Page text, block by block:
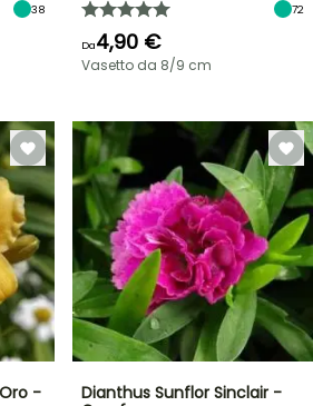
38 72
Da4,90 €
Vasetto da 8/9 cm
-
Dianthus Sunflor Sinclair -